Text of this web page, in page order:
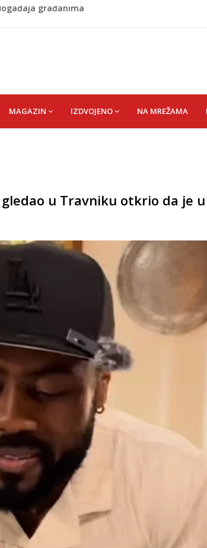
zamaha nogom: "Nisi bio na njenom
(Enver) Aldina
građanima
MAGAZIN IZDVOJENO NA MREŽAMA
u Travniku otkrio da je u